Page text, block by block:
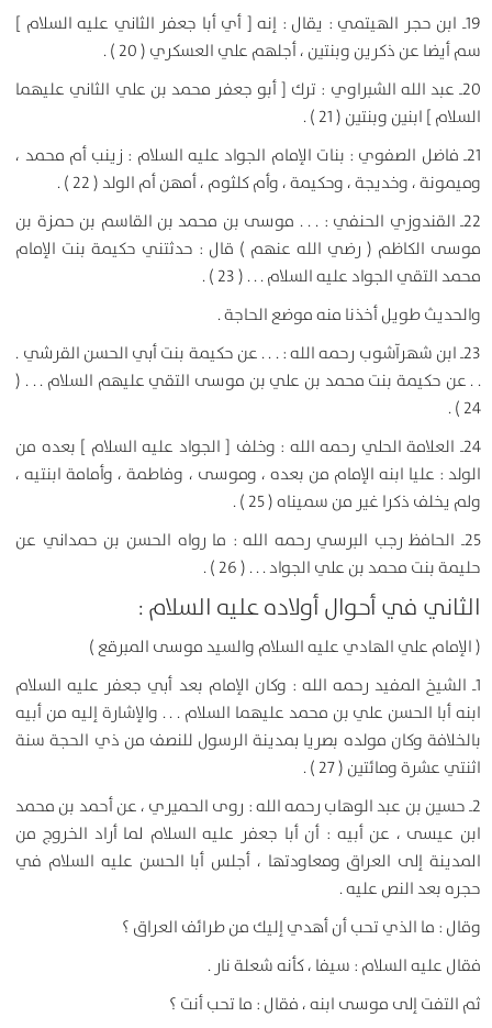
19ـ ابن حجر الهيتمي : يقال : إنه [ أي أبا جعفر الثاني عليه السلام ]
سم أيضا عن ذكرين وبنتين ، أجلهم علي العسكري ( 20 ) .
20ـ عبد الله الشبراوي : ترك [ أبو جعفر محمد بن علي الثاني عليهما
السلام ] ابنين وبنتين ( 21 ) .
21ـ فاضل الصفوي : بنات الإمام الجواد عليه السلام : زينب أم محمد ،
وميمونة ، وخديجة ، وحكيمة ، وأم كلثوم ، أمهن أم الولد ( 22 ) .
22ـ القندوزي الحنفي : . . . موسى بن محمد بن القاسم بن حمزة بن
موسى الكاظم ( رضي الله عنهم ) قال : حدثتني حكيمة بنت الإمام
محمد التقي الجواد عليه السلام . . . ( 23 ) .
والحديث طويل أخذنا منه موضع الحاجة .
23ـ ابن شهرآشوب رحمه الله : . . . عن حكيمة بنت أبي الحسن القرشي .
. . عن حكيمة بنت محمد بن علي بن موسى التقي عليهم السلام . . . (
24 ) .
24ـ العلامة الحلي رحمه الله : وخلف [ الجواد عليه السلام ] بعده من
الولد : عليا ابنه الإمام من بعده ، وموسى ، وفاطمة ، وأمامة ابنتيه ،
ولم يخلف ذكرا غير من سميناه ( 25 ) .
25ـ الحافظ رجب البرسي رحمه الله : ما رواه الحسن بن حمداني عن
حليمة بنت محمد بن علي الجواد . . . ( 26 ) .
الثاني في أحوال أولاده عليه السلام :
( الإمام علي الهادي عليه السلام والسيد موسى المبرقع )
1ـ الشيخ المفيد رحمه الله : وكان الإمام بعد أبي جعفر عليه السلام
ابنه أبا الحسن علي بن محمد عليهما السلام . . . والإشارة إليه من أبيه
بالخلافة وكان مولده بصريا بمدينة الرسول للنصف من ذي الحجة سنة
اثنتي عشرة ومائتين ( 27 ) .
2ـ حسين بن عبد الوهاب رحمه الله : روى الحميري ، عن أحمد بن محمد
ابن عيسى ، عن أبيه : أن أبا جعفر عليه السلام لما أراد الخروج من
المدينة إلى العراق ومعاودتها ، أجلس أبا الحسن عليه السلام في
حجره بعد النص عليه .
وقال : ما الذي تحب أن أهدي إليك من طرائف العراق ؟
فقال عليه السلام : سيفا ، كأنه شعلة نار .
ثم التفت إلى موسى ابنه ، فقال : ما تحب أنت ؟